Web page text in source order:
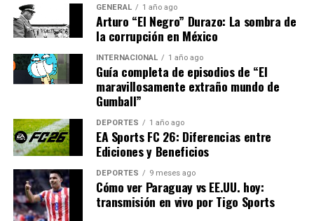
En el futuro inmediato, la atención se centrará en las
próximas reuniones de la UE, donde se espera que se
tomen decisiones clave sobre la coordinación de la
respuesta europea a la crisis. La capacidad de los líderes
europeos para actuar de manera conjunta y eficaz será
crucial para superar este desafío y asegurar un
suministro energético estable y sostenible.
NOTICIAS RELACIONADAS:
SIGUIENTE
La Innovación en Energía Solar Impulsa el Futuro
Sostenible
GENERAL 1 año ago
Arturo “El Negro” Durazo: La sombra de
la corrupción en México
INTERNACIONAL 1 año ago
Guía completa de episodios de “El
maravillosamente extraño mundo de
Gumball”
DEPORTES 1 año ago
EA Sports FC 26: Diferencias entre
Ediciones y Beneficios
DEPORTES 9 meses ago
Cómo ver Paraguay vs EE.UU. hoy:
transmisión en vivo por Tigo Sports